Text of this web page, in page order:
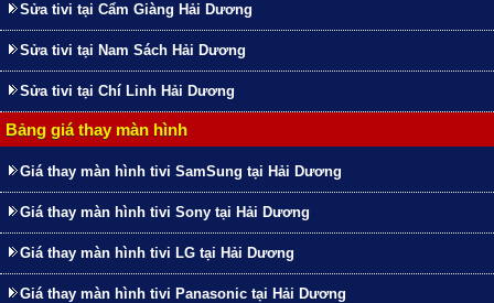
Sửa tivi tại Cẩm Giàng Hải Dương
Sửa tivi tại Nam Sách Hải Dương
Sửa tivi tại Chí Linh Hải Dương
Bảng giá thay màn hình
Giá thay màn hình tivi SamSung tại Hải Dương
Giá thay màn hình tivi Sony tại Hải Dương
Giá thay màn hình tivi LG tại Hải Dương
Giá thay màn hình tivi Panasonic tại Hải Dương